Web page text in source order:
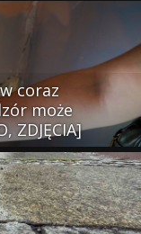
coraz
może
ZDJĘCIA]